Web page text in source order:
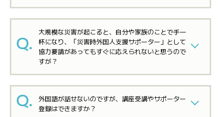
大規模な災害が起こると、自分や家族のことで手一
杯になり、「災害時外国人支援サポーター」として
協力要請があってもすぐに応えられないと思うので
すが？
外国語が話せないのですが、講座受講やサポーター
登録はできますか？